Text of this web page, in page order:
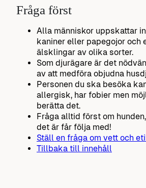
Fråga först
Alla människor uppskattar
kaniner eller papegojor och
älsklingar av olika sorter.
Som djurägare är det
av att medföra objudna
Personen du ska besöka
allergisk, har fobier men
berätta det.
Fråga alltid först om
det är får följa med!
Ställ en fråga om vett och
Tillbaka till innehåll